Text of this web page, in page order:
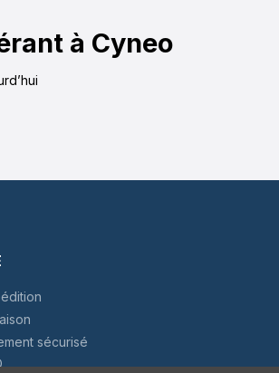
à Cyneo
sécurisé